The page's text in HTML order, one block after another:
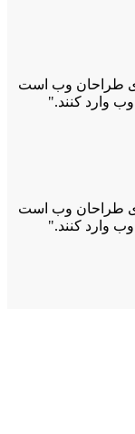
طراحان وب است
وارد کنند."
طراحان وب است
وارد کنند."